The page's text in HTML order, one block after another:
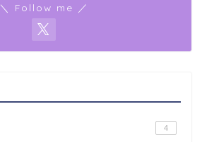
＼ Follow me ／
4